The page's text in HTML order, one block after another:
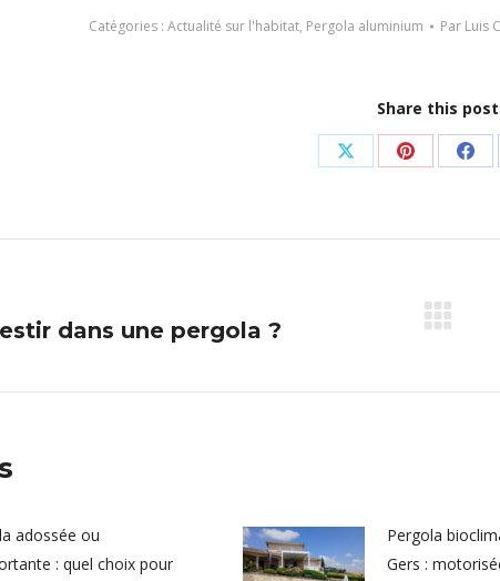
Catégories : Actualité sur l'habitat, Pergola aluminium Par Luis
Share this post
Partager
X
Partager
Pinterest
dans une pergola ?
:
adossée ou
: quel choix pour
Pergola
Gers :